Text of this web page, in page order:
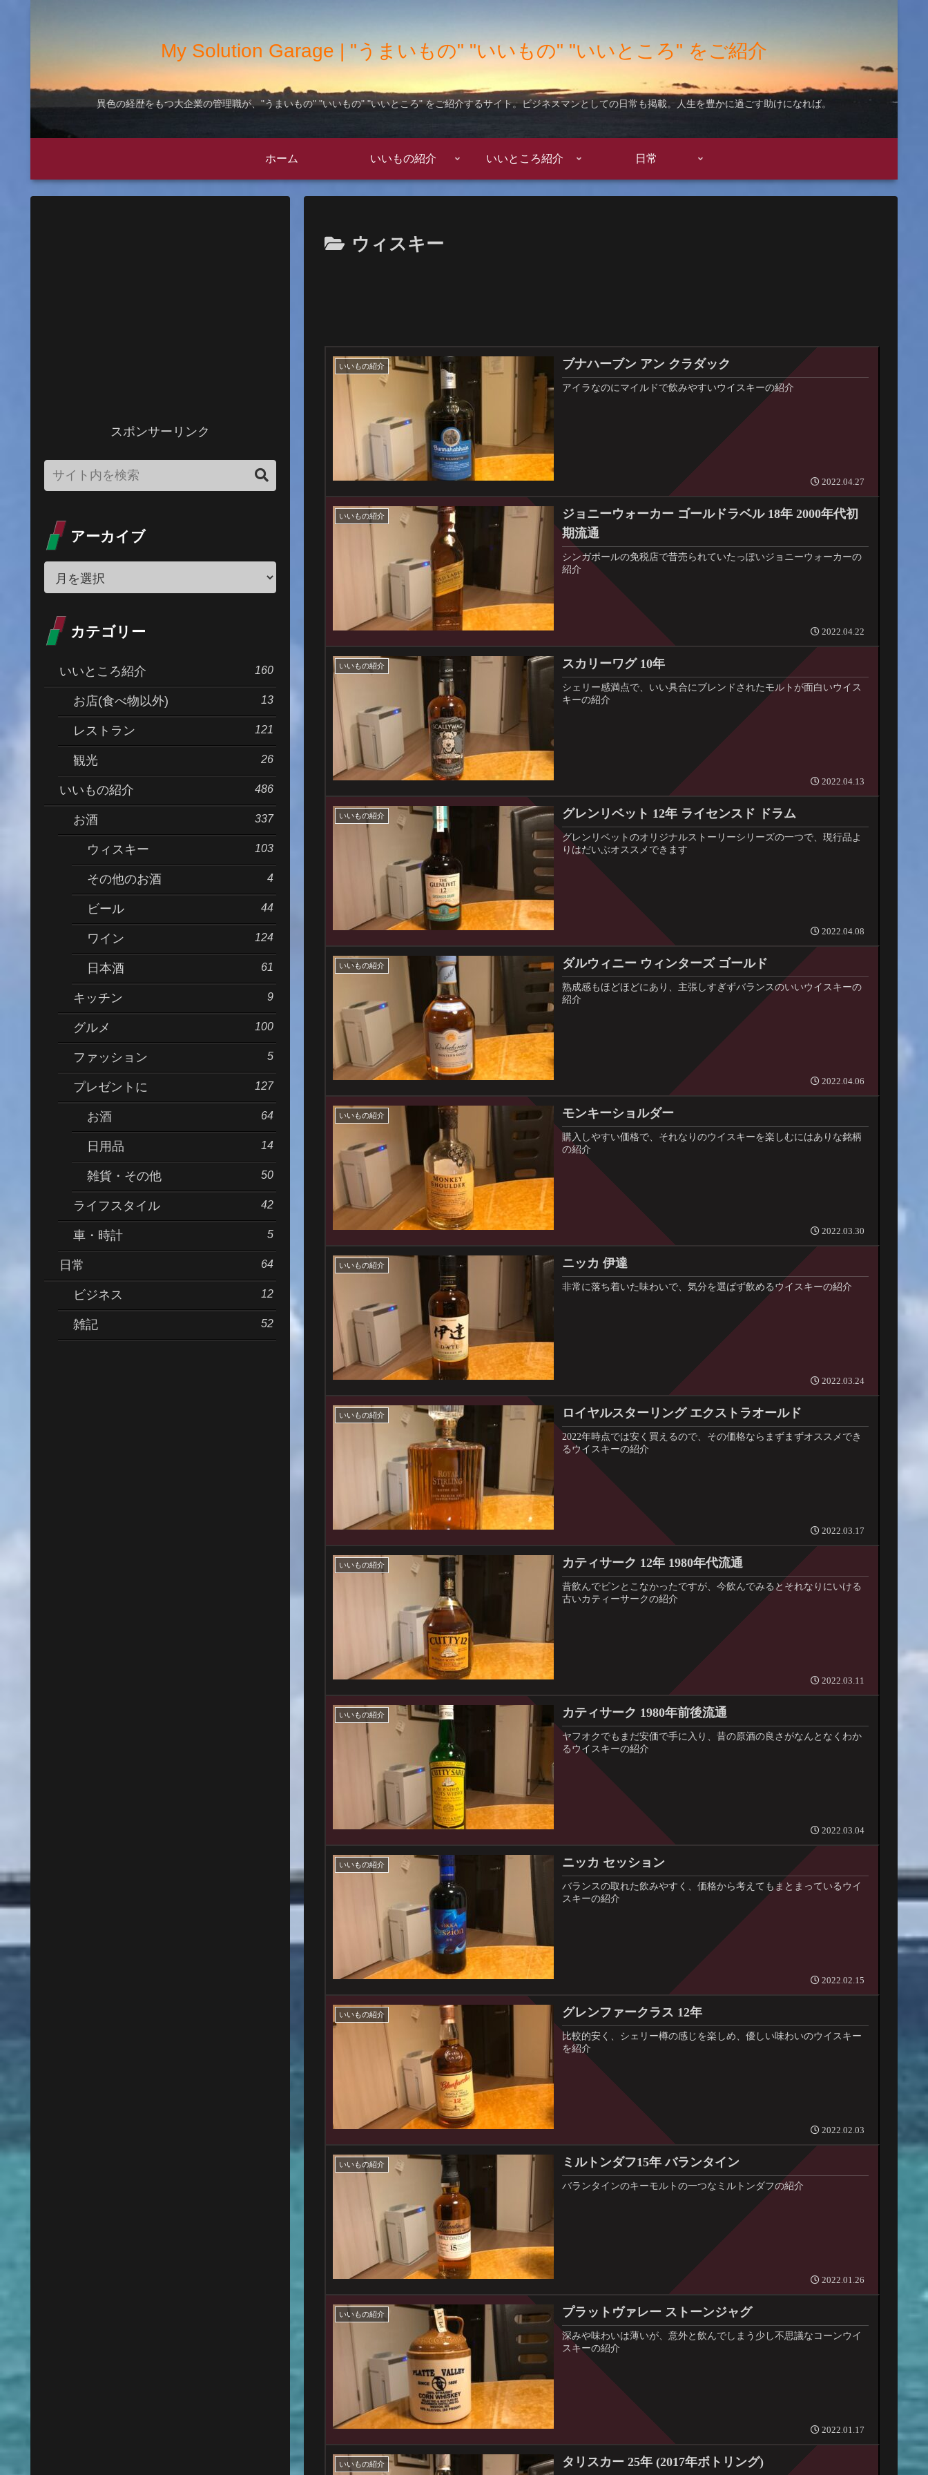
My Solution Garage | "うまいもの" "いいもの" "いいところ" をご紹介
異色の経歴をもつ大企業の管理職が、"うまいもの" "いいもの" "いいところ" をご紹介するサイト。ビジネスマンとしての日常も掲載。人生を豊かに過ごす助けになれば。
ホーム いいもの紹介 いいところ紹介 日常
ウィスキー
いいもの紹介 ブナハーブン アン クラダック
アイラなのにマイルドで飲みやすいウイスキーの紹介
2022.04.27
いいもの紹介
ジョニーウォーカー ゴールドラベル 18年 2000年代初
期流通
シンガポールの免税店で昔売られていたっぽいジョニーウォーカーの
紹介
2022.04.22
いいもの紹介 スカリーワグ 10年
シェリー感満点で、いい具合にブレンドされたモルトが面白いウイス
キーの紹介
2022.04.13
いいもの紹介 グレンリベット 12年 ライセンスド ドラム
グレンリベットのオリジナルストーリーシリーズの一つで、現行品よ
りはだいぶオススメできます
2022.04.08
いいもの紹介 ダルウィニー ウィンターズ ゴールド
熟成感もほどほどにあり、主張しすぎずバランスのいいウイスキーの
紹介
2022.04.06
いいもの紹介 モンキーショルダー
購入しやすい価格で、それなりのウイスキーを楽しむにはありな銘柄
の紹介
2022.03.30
いいもの紹介 ニッカ 伊達
非常に落ち着いた味わいで、気分を選ばず飲めるウイスキーの紹介
2022.03.24
いいもの紹介 ロイヤルスターリング エクストラオールド
2022年時点では安く買えるので、その価格ならまずまずオススメでき
るウイスキーの紹介
2022.03.17
いいもの紹介 カティサーク 12年 1980年代流通
昔飲んでピンとこなかったですが、今飲んでみるとそれなりにいける
古いカティーサークの紹介
2022.03.11
いいもの紹介 カティサーク 1980年前後流通
ヤフオクでもまだ安価で手に入り、昔の原酒の良さがなんとなくわか
るウイスキーの紹介
2022.03.04
いいもの紹介 ニッカ セッション
バランスの取れた飲みやすく、価格から考えてもまとまっているウイ
スキーの紹介
2022.02.15
いいもの紹介 グレンファークラス 12年
比較的安く、シェリー樽の感じを楽しめ、優しい味わいのウイスキー
を紹介
2022.02.03
いいもの紹介 ミルトンダフ15年 バランタイン
バランタインのキーモルトの一つなミルトンダフの紹介
2022.01.26
いいもの紹介 プラットヴァレー ストーンジャグ
深みや味わいは薄いが、意外と飲んでしまう少し不思議なコーンウイ
スキーの紹介
2022.01.17
いいもの紹介 タリスカー 25年 (2017年ボトリング)
スポンサーリンク
アーカイブ
カテゴリー
いいところ紹介 160
お店(食べ物以外) 13
レストラン 121
観光 26
いいもの紹介 486
お酒 337
ウィスキー 103
その他のお酒 4
ビール 44
ワイン 124
日本酒 61
キッチン 9
グルメ 100
ファッション 5
プレゼントに 127
お酒 64
日用品 14
雑貨・その他 50
ライフスタイル 42
車・時計 5
日常 64
ビジネス 12
雑記 52